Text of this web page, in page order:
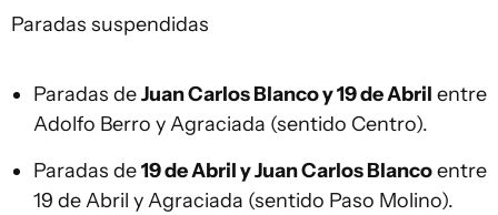
Paradas suspendidas
Paradas deJuan Carlos Blanco y 19 de Abril entre
Adolfo Berro y Agraciada (sentido Centro).
Paradas de19 de Abril y Juan Carlos Blancoentre
19 de Abril y Agraciada (sentido Paso Molino).